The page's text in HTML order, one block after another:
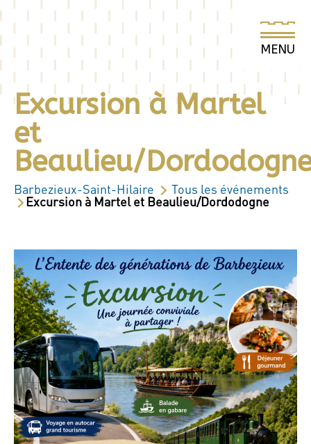
Excursion à Martel
et
Beaulieu/
Barbezieux-Saint-Hilaire Tous les événements
Excursion à Martel et Beaulieu/Dordodogne